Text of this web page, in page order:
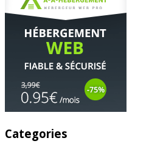
Categories